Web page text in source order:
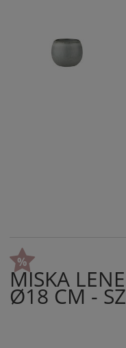
MISKA
Ø18 CM -